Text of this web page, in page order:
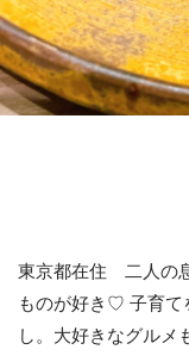
東京都在住 二人の
ものが好き♡ 子育て
し。大好きなグル